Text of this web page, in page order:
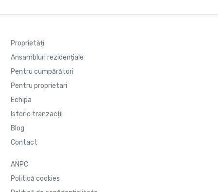
Proprietăți
Ansambluri rezidențiale
Pentru cumpărători
Pentru proprietari
Echipa
Istoric tranzacții
Blog
Contact
ANPC
Politică cookies